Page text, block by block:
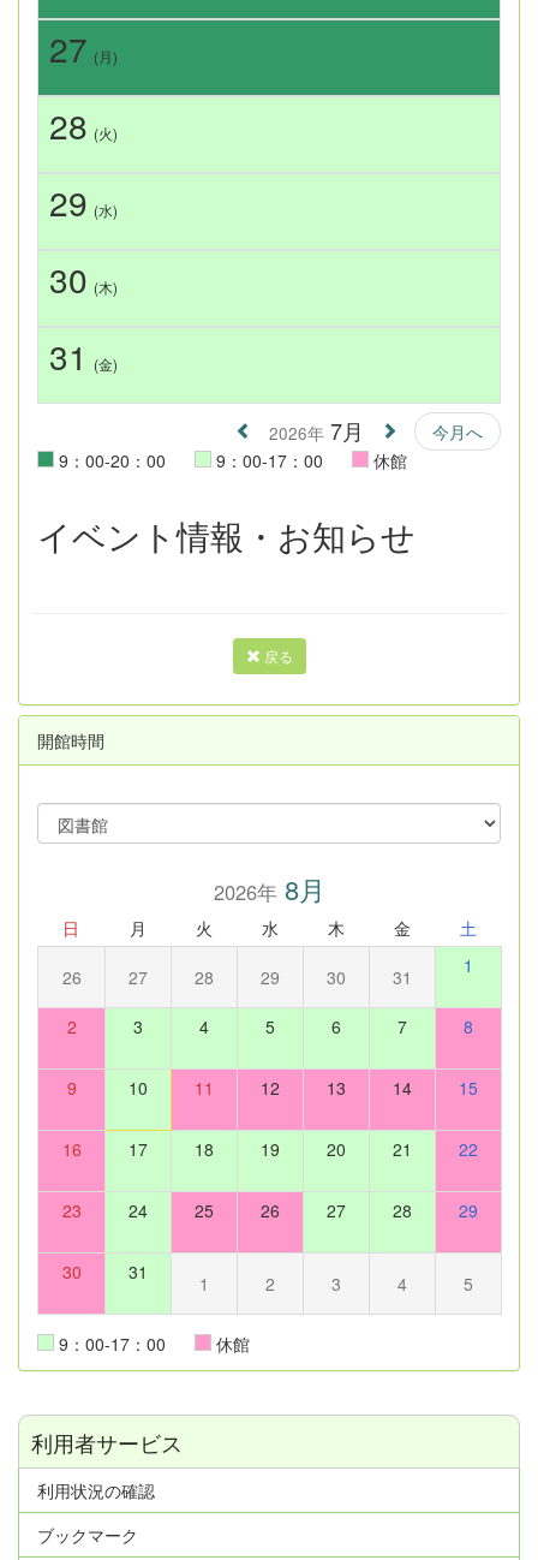
27 (月)
28 (火)
29 (水)
30 (木)
31 (金)
2026年 7月
今月へ
9：00-20：00
9：00-17：00 休館
イベント情報・お知らせ
戻る
開館時間
2026年8月
日 月 火 水 木 金 土
26 27 28 29 30 31 1
2 3 4 5 6 7 8
9 10 11 12 13 14 15
16 17 18 19 20 21 22
23 24 25 26 27 28 29
30 31 1 2 3 4 5
9：00-17：00 休館
利用者サービス
利用状況の確認
ブックマーク